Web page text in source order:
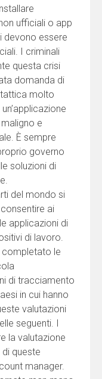
ufficiali o app
devono essere
I criminali
questa crisi
domanda di
molto
e
È sempre
governo
soluzioni di
del mondo si
ai
applicazioni di
di lavoro.
completato le
di tracciamento
in cui hanno
valutazioni
seguenti. I
la valutazione
queste
manager.